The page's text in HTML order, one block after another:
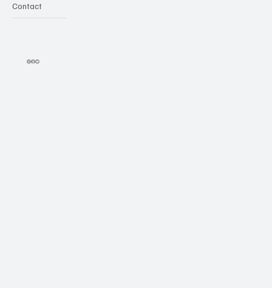
Contact